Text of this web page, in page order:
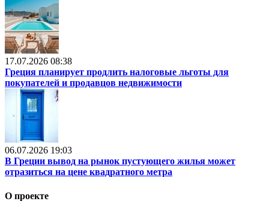
17.07.2026 08:38
Греция планирует продлить налоговые льготы для
покупателей и продавцов недвижимости
06.07.2026 19:03
В Греции вывод на рынок пустующего жилья может
отразиться на цене квадратного метра
О проекте